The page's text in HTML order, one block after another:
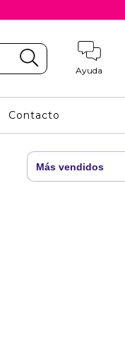
Ayuda
Contacto